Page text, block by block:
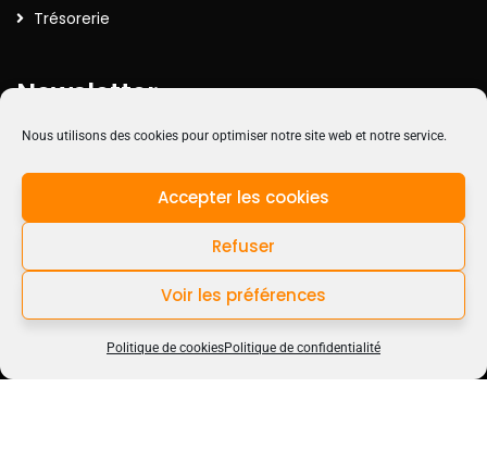
Nous utilisons des cookies pour optimiser notre site web et notre service.
Accepter les cookies
Refuser
Voir les préférences
Politique de cookiesPolitique de confidentialité
Trésorerie
Newsletter
Contactez-nous
Open